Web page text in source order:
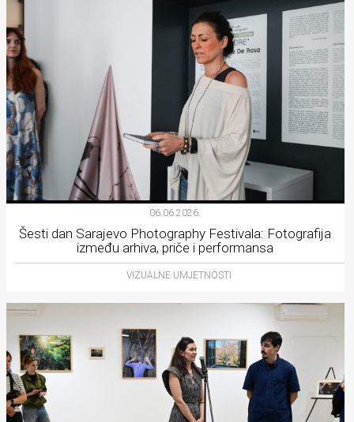
06.06.2026.
Šesti dan Sarajevo Photography Festivala: Fotografija
između arhiva, priče i performansa
VIZUALNE UMJETNOSTI